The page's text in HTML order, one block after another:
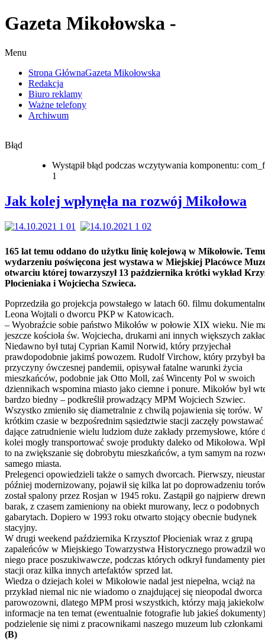
Gazeta Mikołowska -
Menu
Strona GłównaGazeta Mikołowska
Redakcja
Biuro reklamy
Ważne telefony
Archiwum
Błąd
Wystąpił błąd podczas wczytywania komponentu:
1
Jak kolej wpłynęła na rozwój Mikołowa
165 lat temu oddano do użytku linię kolejową w Mikołowie.
wydarzeniu poświęcona jest wystawa w Miejskiej Placówce
otwarciu której towarzyszył 13 października krótki wykład
Płocieniaka i Wojciecha Szwieca.
Poprzedziła go projekcja powstałego w latach 60. filmu
Leona Wojtali o dworcu PKP w Katowicach.
– Wyobraźcie sobie państwo Mikołów w połowie XIX wieku. Nie
jeszcze kościoła św. Wojciecha, drukarni ani innych większych
Niedawno był tutaj Cyprian Kamil Norwid, który przyjechał
prawdopodobnie jakimś powozem. Rudolf Virchow, który przybył
przyczyny ówczesnej pandemii, opisywał fatalne warunki życia
mieszkańców, podobnie jak Otto Moll, zaś Wincenty Pol w swoich
dziennikach wspomina miasto jako ciemne i ponure. Mikołów był
bardzo biedny – podkreślił prowadzący MPM Wojciech Szwiec.
Wszystko zmieniło się diametralnie z chwilą pojawienia się torów. W
krótkim czasie w bezpośrednim sąsiedztwie stacji zaczęły powstawać
dające zatrudnienie wielu ludziom duże zakłady przemysłowe, które
kolei mogły transportować swoje produkty daleko od Mikołowa.
to na zwiększanie się dobrobytu mieszkańców, a tym samym na
samego miasta.
Prelegenci opowiedzieli także o samych dworcach. Pierwszy,
później modernizowany, pojawił się kilka lat po doprowadzeniu
został spalony przez Rosjan w 1945 roku. Zastąpił go najpierw
barak, z czasem zamieniony na obiekt murowany, lecz o podobnych
gabarytach. Dopiero w 1993 roku otwarto stojący obecnie budynek
stacyjny.
W drugi weekend października Krzysztof Płocieniak wraz z grupą
zapaleńców w Miejskiego Towarzystwa Historycznego prowadził
niego prace poszukiwawcze, podczas których odkrył fundamenty
stacji oraz kilka innych artefaktów sprzed lat.
Wiedza o dziejach kolei w Mikołowie nadal jest niepełna, wciąż na
przykład niemal nic nie wiadomo o znajdującej się nieopodal dworca
parowozowni, dlatego MPM prosi wszystkich, którzy mają
informacje na ten temat (ewentualnie fotografie lub jakieś
podzielenie się nimi z pracownikami naszego muzeum lub
(B)